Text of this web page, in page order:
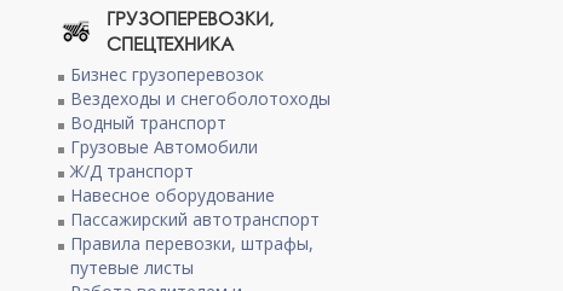
ГРУЗОПЕРЕВОЗКИ,
СПЕЦТЕХНИКА
Бизнес грузоперевозок
Вездеходы и снегоболотоходы
Водный транспорт
Грузовые Автомобили
Ж/Д транспорт
Навесное оборудование
Пассажирский автотранспорт
Правила перевозки, штрафы,
путевые листы